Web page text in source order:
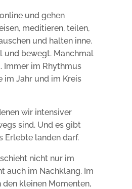
und gehen
meditieren, teilen,
und halten inne.
und bewegt. Manchmal
Immer im Rhythmus
im Jahr und im Kreis
wir intensiver
sind. Und es gibt
Erlebte landen darf.
nicht nur im
auch im Nachklang. Im
den kleinen Momenten,